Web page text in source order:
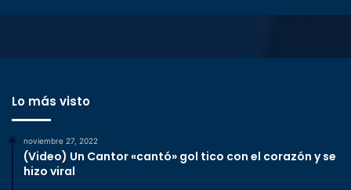
Lo más visto
noviembre 27, 2022
(Video) Un Cantor «cantó» gol tico con el corazón y se
hizo viral